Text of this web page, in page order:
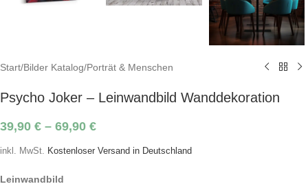
Start/Bilder Katalog/Porträt & Menschen
Psycho Joker – Leinwandbild Wanddekoration
39,90 € – 69,90 €
inkl. MwSt. Kostenloser Versand in Deutschland
Leinwandbild